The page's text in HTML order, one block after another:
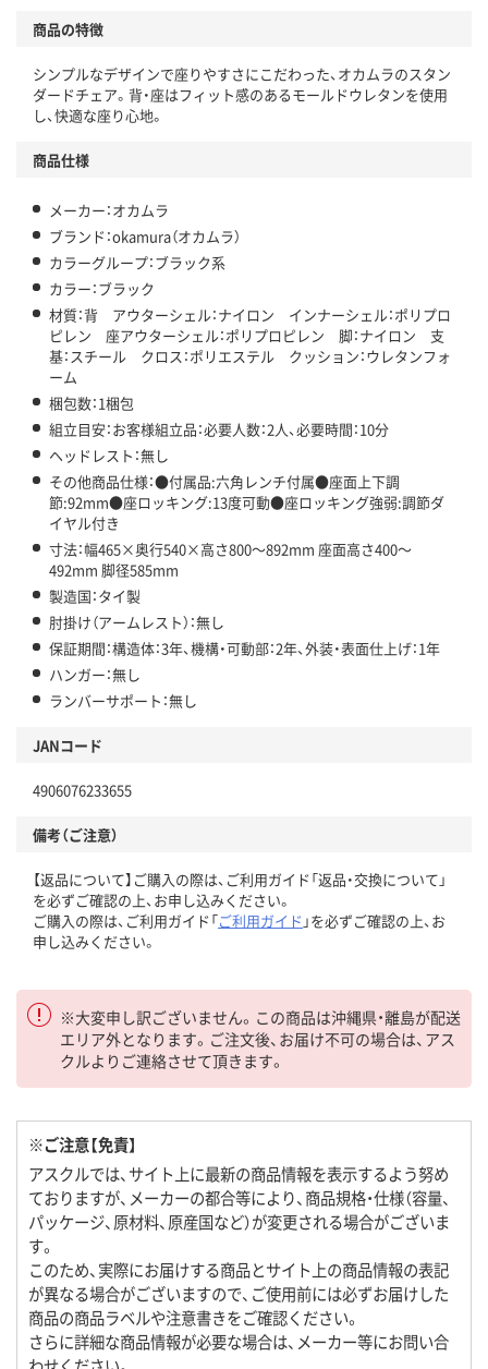
商品の特徴
シンプルなデザインで座りやすさにこだわった、オカムラのスタン
ダードチェア。背・座はフィット感のあるモールドウレタンを使用
し、快適な座り心地。
商品仕様
メーカー：オカムラ
ブランド：okamura（オカムラ）
カラーグループ：ブラック系
カラー：ブラック
材質：背 アウターシェル：ナイロン インナーシェル：ポリプロ
ピレン 座アウターシェル：ポリプロピレン 脚：ナイロン 支
基：スチール クロス：ポリエステル クッション：ウレタンフォ
ーム
梱包数：1梱包
組立目安：お客様組立品：必要人数：2人、必要時間：10分
ヘッドレスト：無し
その他商品仕様：●付属品:六角レンチ付属●座面上下調
節:92mm●座ロッキング:13度可動●座ロッキング強弱:調節ダ
イヤル付き
寸法：幅465×奥行540×高さ800～892mm 座面高さ400～
492mm 脚径585mm
製造国：タイ製
肘掛け（アームレスト）：無し
保証期間：構造体：3年、機構・可動部：2年、外装・表面仕上げ：1年
ハンガー：無し
ランバーサポート：無し
JANコード
4906076233655
備考（ご注意）
【返品について】ご購入の際は、ご利用ガイド「返品・交換について」
を必ずご確認の上、お申し込みください。
ご購入の際は、ご利用ガイド「ご利用ガイド 」を必ずご確認の上、お
申し込みください。
※大変申し訳ございません。この商品は沖縄県・離島が配送
エリア外となります。ご注文後、お届け不可の場合は、アス
クルよりご連絡させて頂きます。
※ご注意【免責】
アスクルでは、サイト上に最新の商品情報を表示するよう努め
ておりますが、メーカーの都合等により、商品規格・仕様（容量、
パッケージ、原材料、原産国など）が変更される場合がございま
す。
このため、実際にお届けする商品とサイト上の商品情報の表記
が異なる場合がございますので、ご使用前には必ずお届けした
商品の商品ラベルや注意書きをご確認ください。
さらに詳細な商品情報が必要な場合は、メーカー等にお問い合